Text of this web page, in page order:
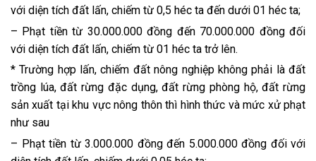
với diện tích đất lấn, chiếm từ 0,5 héc ta đến dưới 01 héc ta;
– Phạt tiền từ 30.000.000 đồng đến 70.000.000 đồng đối
với diện tích đất lấn, chiếm từ 01 héc ta trở lên.
* Trường hợp lấn, chiếm đất nông nghiệp không phải là đất
trồng lúa, đất rừng đặc dụng, đất rừng phòng hộ, đất rừng
sản xuất tại khu vực nông thôn thì hình thức và mức xử phạt
như sau
– Phạt tiền từ 3.000.000 đồng đến 5.000.000 đồng đối với